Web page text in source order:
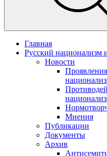
Главная
Русский национализм
Новости
Мнения
Публикации
Документы
Архив